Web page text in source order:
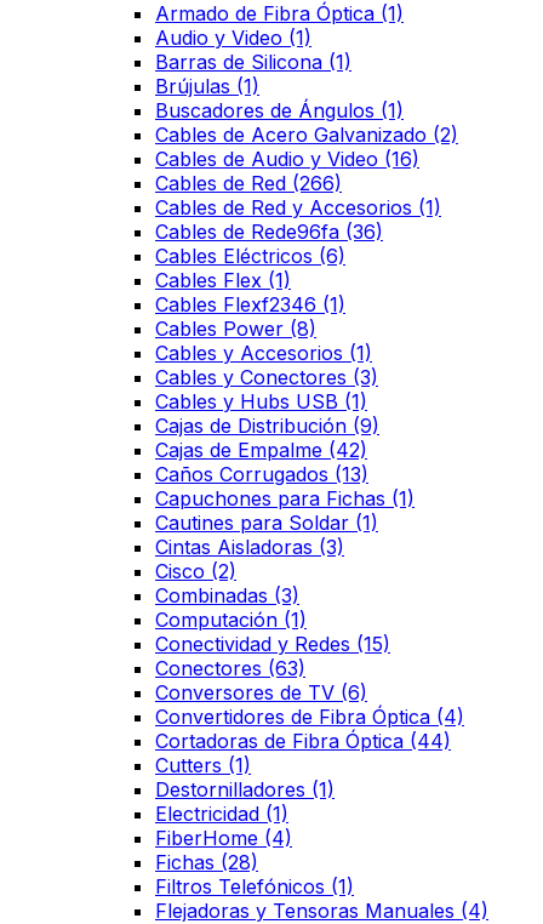
Armado de Fibra Óptica (1)
Audio y Video (1)
Barras de Silicona (1)
Brújulas (1)
Buscadores de Ángulos (1)
Cables de Acero Galvanizado (2)
Cables de Audio y Video (16)
Cables de Red (266)
Cables de Red y Accesorios (1)
Cables de Rede96fa (36)
Cables Eléctricos (6)
Cables Flex (1)
Cables Flexf2346 (1)
Cables Power (8)
Cables y Accesorios (1)
Cables y Conectores (3)
Cables y Hubs USB (1)
Cajas de Distribución (9)
Cajas de Empalme (42)
Caños Corrugados (13)
Capuchones para Fichas (1)
Cautines para Soldar (1)
Cintas Aisladoras (3)
Cisco (2)
Combinadas (3)
Computación (1)
Conectividad y Redes (15)
Conectores (63)
Conversores de TV (6)
Convertidores de Fibra Óptica (4)
Cortadoras de Fibra Óptica (44)
Cutters (1)
Destornilladores (1)
Electricidad (1)
FiberHome (4)
Fichas (28)
Filtros Telefónicos (1)
Flejadoras y Tensoras Manuales (4)